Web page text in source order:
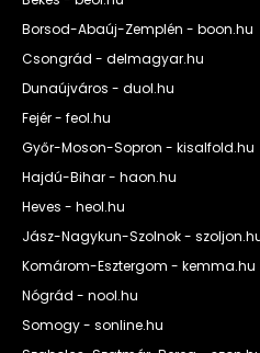
Borsod-Abaúj-Zemplén - boon.hu
Csongrád - delmagyar.hu
Dunaújváros - duol.hu
Fejér - feol.hu
Győr-Moson-Sopron - kisalfold.hu
Hajdú-Bihar - haon.hu
Heves - heol.hu
Jász-Nagykun-Szolnok -
Komárom-Esztergom - kemma.hu
Nógrád - nool.hu
Somogy - sonline.hu